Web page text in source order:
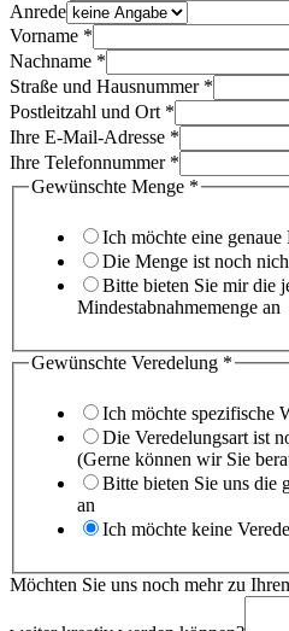
Postleitzahl
Gewünschte
Name
Anrede
Vorname *
Nachname *
Straße und Hausnummer *
Postleitzahl und Ort *
Ihre E-Mail-Adresse *
Ihre Telefonnummer *
Gewünschte Menge *
Ich möchte eine genaue
Die Menge ist noch
Bitte bieten Sie mir die
Mindestabnahmemenge an
Gewünschte Veredelung *
Ich möchte spezifische
Die Veredelungsart ist
(Gerne können wir Sie
Bitte bieten Sie uns die
an
Ich möchte keine
Möchten Sie uns noch mehr zu